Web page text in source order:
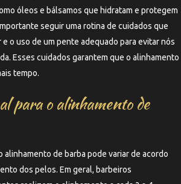
óleos e bálsamos que hidratam e protegem
seguir uma rotina de cuidados que
o uso de um pente adequado para evitar nós
Esses cuidados garantem que o alinhamento
tempo.
para o alinhamento de
alinhamento de barba pode variar de acordo
dos pelos. Em geral, barbeiros